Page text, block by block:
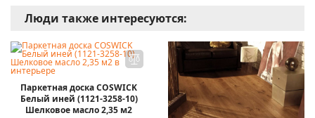
Люди также интересуются:
Паркетная доска COSWICK
Белый иней (1121-3258-10)
Шелковое масло 2,35 м2